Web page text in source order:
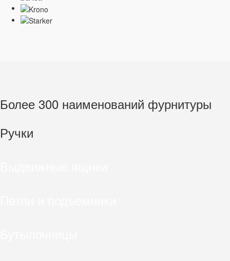
Более 300 наименований фурнитуры
Ручки